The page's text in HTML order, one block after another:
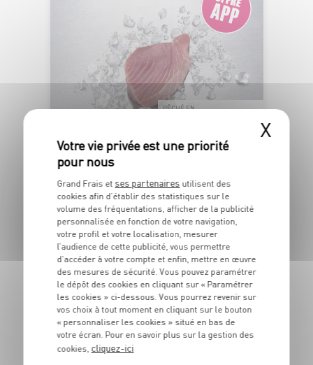
PÊCHÉ EN
OCÉAN PACIFIQUE
PAVÉ DE THON ALBACORE SASHIMI
Barquette de poids variable
OFFRE APP
6 48
-22,2% 5
Les 180g - Soit 27€99 le kg au lieu de 35€99 le kg
DU 27/07 AU 23/08
IGP VAR "MAS
ENSOLEILLÉ"
X
Grand Frais et ses partenaires utilisent des
cookies afin d’établir des statistiques sur le
volume des fréquentations, afficher de la publicité
personnalisée en fonction de votre navigation,
votre profil et votre localisation, mesurer
l’audience de cette publicité, vous permettre
d’accéder à votre compte et enfin, mettre en œuvre
des mesures de sécurité. Vous pouvez paramétrer
le dépôt des cookies en cliquant sur « Paramétrer
les cookies » ci-dessous. Vous pourrez revenir sur
vos choix à tout moment en cliquant sur le bouton
« personnaliser les cookies » situé en bas de
votre écran. Pour en savoir plus sur la gestion des
cookies, cliquez-ici